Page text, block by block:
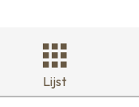
Lijst